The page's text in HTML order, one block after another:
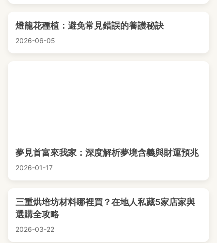
燈籠花種植：避免常見錯誤的養護秘訣
2026-06-05
夢見首富來我家：深度解析夢境含義與財運預兆
2026-01-17
三重烘培坊材料哪裡買？在地人私藏5家店家與
選購全攻略
2026-03-22